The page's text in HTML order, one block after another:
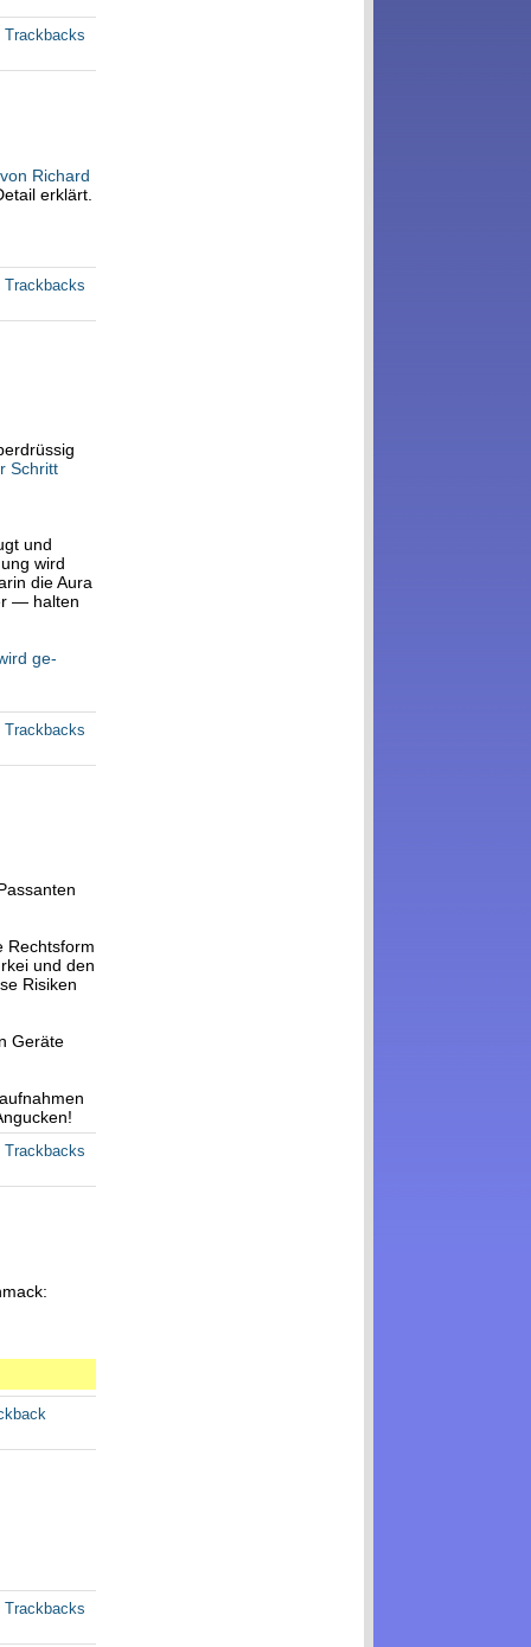
Trackbacks
Richard
erklärt.
Trackbacks
Schritt
und
wird
die Aura
— halten
ge-
Trackbacks
Rechtsform
und den
Risiken
Geräte
Trackbacks
Trackbacks